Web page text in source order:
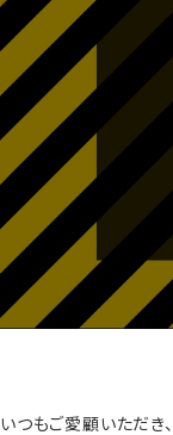
いつもご愛顧いただき